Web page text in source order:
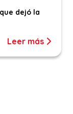
dejó la
Leer más